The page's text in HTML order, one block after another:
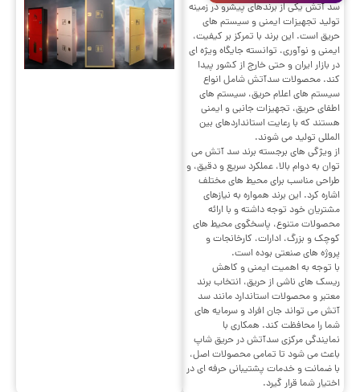
سد آتش یکی از برندهای پیشرو در زمینه
تولید تجهیزات ایمنی و سیستم های
حریق است. این برند با تمرکز بر کیفیت،
ایمنی و نوآوری، توانسته جایگاه ویژه ای
در بازار ایران و حتی خارج از کشور پیدا
کند. محصولات سدآتش شامل انواع
سیستم های اعلام حریق، سیستم های
اطفای حریق، تجهیزات جانبی و ایمنی
هستند که با رعایت استانداردهای بین
المللی تولید می شوند.
از ویژگی های برجسته برند سد آتش می
توان به دوام بالا، عملکرد سریع و دقیق، و
طراحی مناسب برای محیط های مختلف
اشاره کرد. این برند همواره به نیازهای
مشتریان خود توجه داشته و با ارائه
محصولات متنوع، پاسخگوی محیط های
کوچک و بزرگ، ادارات، کارخانجات و
پروژه های صنعتی بوده است.
با توجه به اهمیت ایمنی و کاهش
ریسک های ناشی از حریق، انتخاب برند
معتبر و محصولات استاندارد مانند سد
آتش می تواند جان افراد و سرمایه های
شما را محافظت کند. همکاری با
نمایندگی مرکزی سدآتش در حریق شاپ
باعث می شود تا تمامی محصولات اصل،
با ضمانت و خدمات پشتیبانی حرفه ای در
اختیار شما قرار گیرد.